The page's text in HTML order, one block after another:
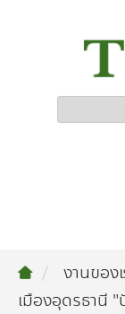
งานของเ
เมืองอุดรธานี